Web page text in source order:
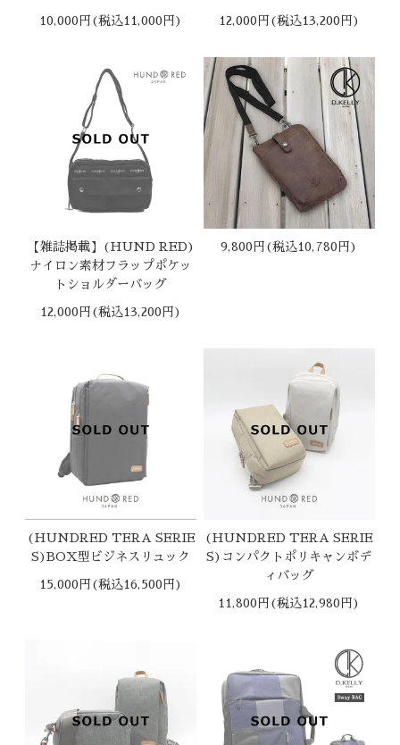
10,000円(税込11,000円) 12,000円(税込13,200円)
【雑誌掲載】(HUND RED)
ナイロン素材フラップポケッ
トショルダーバッグ
12,000円(税込13,200円)
9,800円(税込10,780円)
(HUNDRED TERA SERIE
S)BOX型ビジネスリュック
15,000円(税込16,500円)
(HUNDRED TERA SERIE
S)コンパクトポリキャンボデ
ィバッグ
11,800円(税込12,980円)